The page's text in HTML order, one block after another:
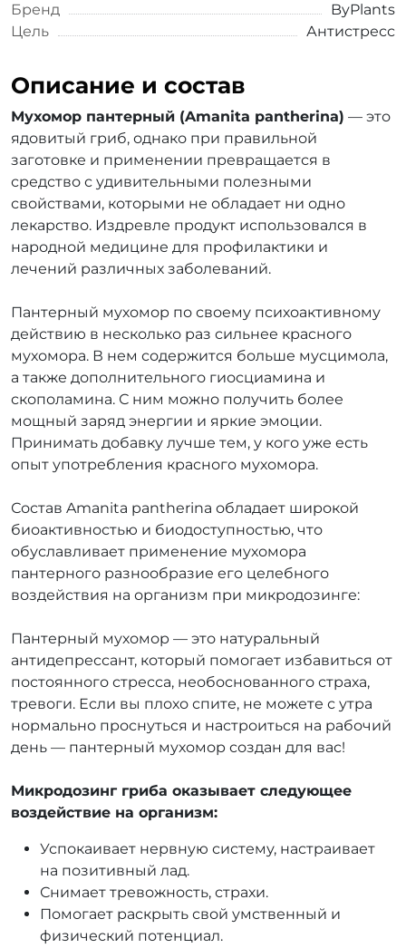
Бренд
ByPlants
Цель
Антистресс
Описание и состав
Мухомор пантерный (Amanita pantherina) — это
ядовитый гриб, однако при правильной
заготовке и применении превращается в
средство с удивительными полезными
свойствами, которыми не обладает ни одно
лекарство. Издревле продукт использовался в
народной медицине для профилактики и
лечений различных заболеваний.
Пантерный мухомор по своему психоактивному
действию в несколько раз сильнее красного
мухомора. В нем содержится больше мусцимола,
а также дополнительного гиосциамина и
скополамина. С ним можно получить более
мощный заряд энергии и яркие эмоции.
Принимать добавку лучше тем, у кого уже есть
опыт употребления красного мухомора.
Состав Amanita pantherina обладает широкой
биоактивностью и биодоступностью, что
обуславливает применение мухомора
пантерного разнообразие его целебного
воздействия на организм при микродозинге:
Пантерный мухомор — это натуральный
антидепрессант, который помогает избавиться от
постоянного стресса, необоснованного страха,
тревоги. Если вы плохо спите, не можете с утра
нормально проснуться и настроиться на рабочий
день — пантерный мухомор создан для вас!
Микродозинг гриба оказывает следующее
воздействие на организм:
Успокаивает нервную систему, настраивает
на позитивный лад.
Снимает тревожность, страхи.
Помогает раскрыть свой умственный и
физический потенциал.